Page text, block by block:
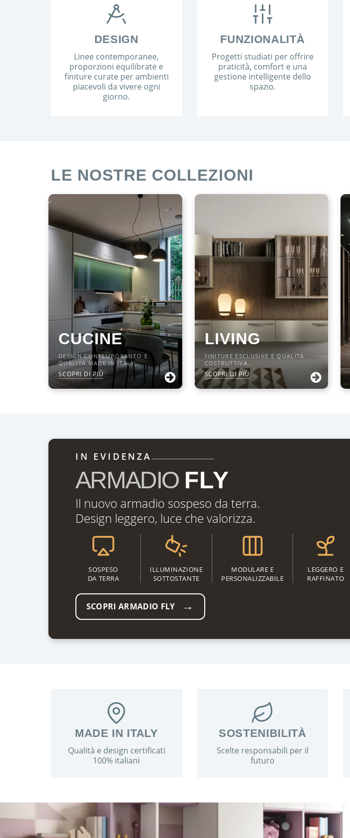
DESIGN
Linee contemporanee,
proporzioni equilibrate e
finiture curate per ambienti
piacevoli da vivere ogni
giorno.
FUNZIONALITÀ
Progetti studiati per offrire
praticità, comfort e una
gestione intelligente dello
spazio.
LE NOSTRE COLLEZIONI
CUCINE
DESIGN CONTEMPORANEO E
QUALITÀ MADE IN ITALY,..
SCOPRI DI PIÙ
LIVING
FINITURE ESCLUSIVE E QUALITÀ
COSTRUTTIVA...
SCOPRI DI PIÙ
IN EVIDENZA
ARMADIO FLY
Il nuovo armadio sospeso da terra.
Design leggero, luce che valorizza.
SOSPESO
DA TERRA
ILLUMINAZIONE
SOTTOSTANTE
MODULARE E
PERSONALIZZABILE
LEGGERO E
RAFFINATO
SCOPRI ARMADIO FLY →
MADE IN ITALY
Qualità e design certificati
100% italiani
SOSTENIBILITÀ
Scelte responsabili per il
futuro